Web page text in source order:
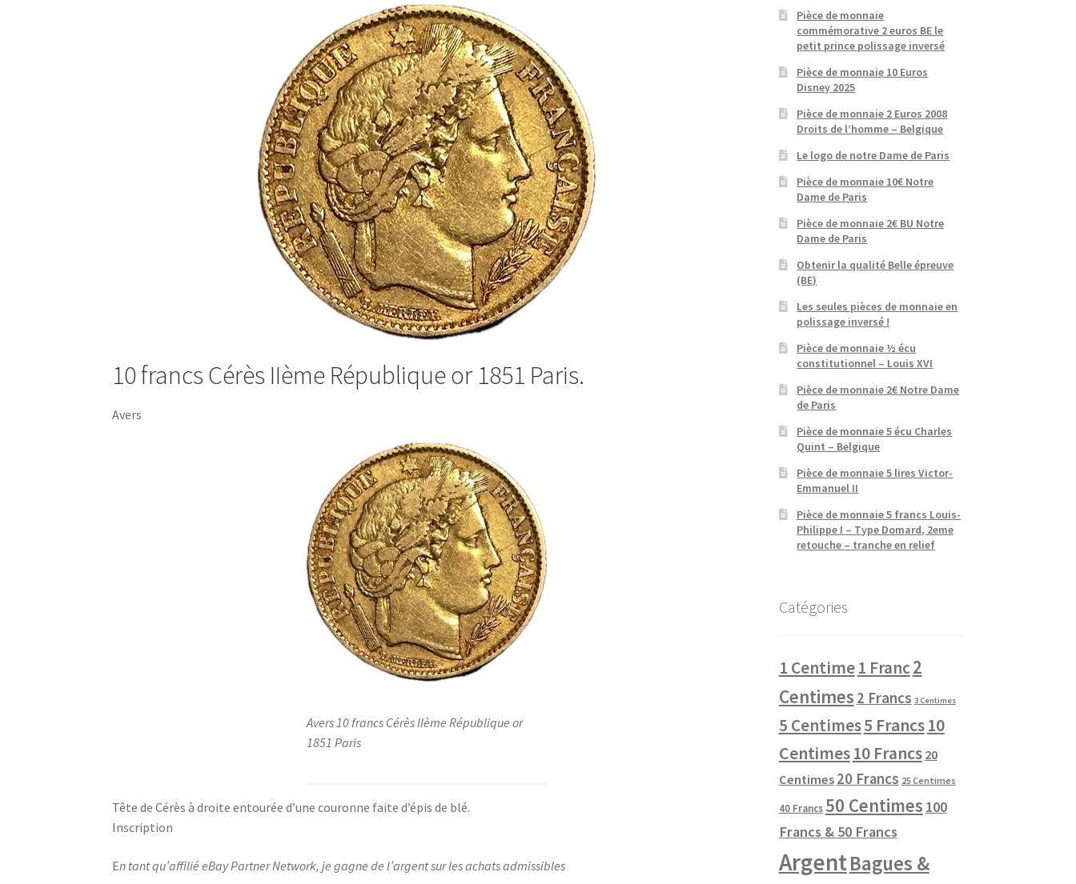
10 francs Cérès IIème République or 1851 Paris.
Avers
Avers 10 francs Cérès IIème République or
1851 Paris
Tête de Cérès à droite entourée d’une couronne faite d’épis de blé.
Inscription
En tant qu’affilié eBay Partner Network, je gagne de l’argent sur les achats admissibles
Pièce de monnaie
commémorative 2 euros BE le
petit prince polissage inversé
Pièce de monnaie 10 Euros
Disney 2025
Pièce de monnaie 2 Euros 2008
Droits de l’homme – Belgique
Le logo de notre Dame de Paris
Pièce de monnaie 10€ Notre
Dame de Paris
Pièce de monnaie 2€ BU Notre
Dame de Paris
Obtenir la qualité Belle épreuve
(BE)
Les seules pièces de monnaie en
polissage inversé !
Pièce de monnaie ½ écu
constitutionnel – Louis XVI
Pièce de monnaie 2€ Notre Dame
de Paris
Pièce de monnaie 5 écu Charles
Quint – Belgique
Pièce de monnaie 5 lires Victor-
Emmanuel II
Pièce de monnaie 5 francs Louis-
Philippe I – Type Domard, 2eme
retouche – tranche en relief
Catégories
1 Centime1 Franc2
Centimes 2 Francs 3 Centimes
5 Centimes5 Francs10
Centimes10 Francs 20
Centimes 20 Francs 25 Centimes
40 Francs 50 Centimes 100
Francs & 50 Francs
ArgentBagues &